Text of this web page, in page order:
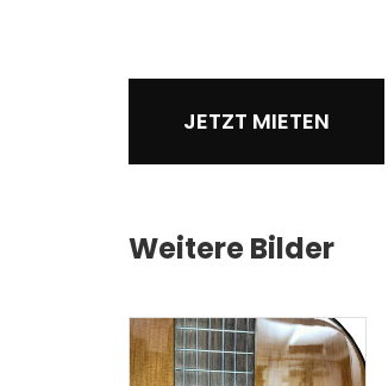
JETZT MIETEN
Weitere Bilder